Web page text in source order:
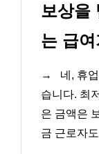
보상을
는 급
→
네, 휴
습니다. 최
은 금액은
금 근로자